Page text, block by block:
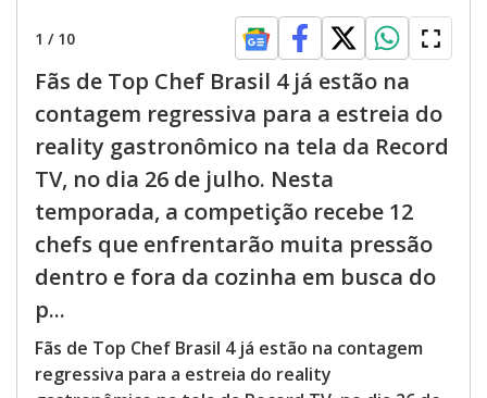
1 / 10
Fãs de Top Chef Brasil 4 já estão na
contagem regressiva para a estreia do
reality gastronômico na tela da Record
TV, no dia 26 de julho. Nesta
temporada, a competição recebe 12
chefs que enfrentarão muita pressão
dentro e fora da cozinha em busca do
p...
Fãs de Top Chef Brasil 4 já estão na contagem
regressiva para a estreia do reality